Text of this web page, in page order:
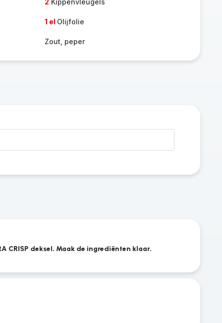
2 Kippenvleugels
1 el Olijfolie
Zout, peper
CRISP deksel. Maak de ingrediënten klaar.